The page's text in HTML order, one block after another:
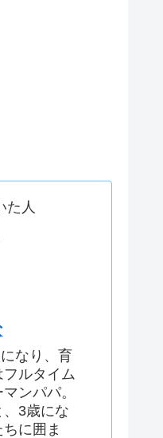
た人
なり、育
ルタイム
ンパパ。
3歳にな
に囲ま